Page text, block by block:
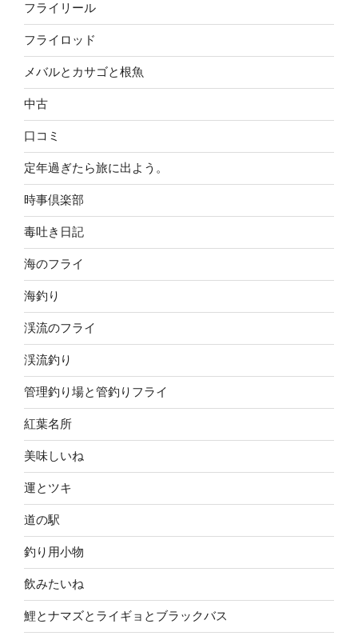
フライリール
フライロッド
メバルとカサゴと根魚
中古
口コミ
定年過ぎたら旅に出よう。
時事倶楽部
毒吐き日記
海のフライ
海釣り
渓流のフライ
渓流釣り
管理釣り場と管釣りフライ
紅葉名所
美味しいね
運とツキ
道の駅
釣り用小物
飲みたいね
鯉とナマズとライギョとブラックバス